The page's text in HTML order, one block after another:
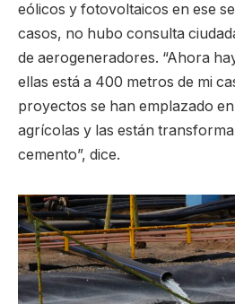
eólicos y fotovoltaicos en ese
casos, no hubo consulta
de aerogeneradores. “Ahora
ellas está a 400 metros de mi
proyectos se han emplazado
agrícolas y las están
cemento”, dice.